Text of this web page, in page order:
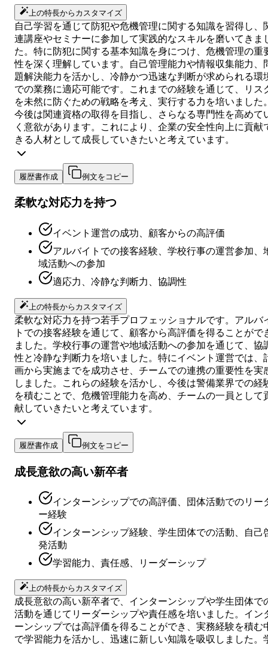
上の特長からカスタマイズ
自己学習を通じて防犯や危機管理に関する知識を習得し、
連講座やセミナーに参加して実践的なスキルを磨いてきま
た。特に防犯に関する基本知識を身につけ、危機管理の重
性を深く理解しています。自己管理能力や情報収集能力、
題解決能力を活かし、冷静かつ迅速な判断が求められる環
での業務に適応可能です。これまでの経験を通じて、リス
を未然に防ぐための戦略を考え、実行する力を培いました
今後は関連資格の取得を目指し、さらなる専門性を高めて
く意欲があります。これにより、企業の安全性向上に貢献
きる人材として成長していきたいと考えています。
履歴書作成 例文をコピー
柔軟な対応力を持つ
イベント運営の成功、顧客からの高評価
アルバイトでの接客経験、学校行事の運営参加、
域活動への参加
適応力、冷静な判断力、協調性
上の特長からカスタマイズ
柔軟な対応力を持つ若手プロフェッショナルです。アルバ
トでの接客経験を通じて、顧客から高評価を得ることがで
ました。学校行事の運営や地域活動への参加を通じて、協
性と冷静な判断力を培いました。特にイベント運営では、
画から実施までを成功させ、チームでの連携の重要性を実
しました。これらの経験を活かし、今後は警備業界での経
を積むことで、危機管理能力を高め、チームの一員として
献していきたいと考えています。
履歴書作成 例文をコピー
成長意欲の高い新卒者
インターンシップでの高評価、団体活動でのリー
ー経験
インターンシップ経験、学生団体での活動、自己
発活動
学習能力、責任感、リーダーシップ
上の特長からカスタマイズ
成長意欲の高い新卒者で、インターンシップや学生団体で
活動を通じてリーダーシップや責任感を培いました。イン
ーンシップでは高評価を得ることができ、実務経験を積む
で学習能力を活かし、迅速に新しい知識を吸収しました。